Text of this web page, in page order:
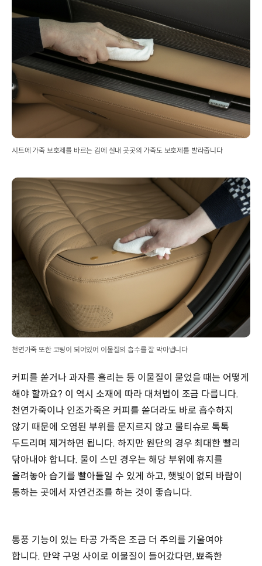
시트에 가죽 보호제를 바르는 김에 실내 곳곳의 가죽도 보호제를 발라줍니다
천연가죽 또한 코팅이 되어있어 이물질의 흡수를 잘 막아냅니다
커피를 쏟거나 과자를 흘리는 등 이물질이 묻었을 때는 어떻게
해야 할까요? 이 역시 소재에 따라 대처법이 조금 다릅니다.
천연가죽이나 인조가죽은 커피를 쏟더라도 바로 흡수하지
않기 때문에 오염된 부위를 문지르지 않고 물티슈로 톡톡
두드리며 제거하면 됩니다. 하지만 원단의 경우 최대한 빨리
닦아내야 합니다. 물이 스민 경우는 해당 부위에 휴지를
올려놓아 습기를 빨아들일 수 있게 하고, 햇빛이 없되 바람이
통하는 곳에서 자연건조를 하는 것이 좋습니다.
통풍 기능이 있는 타공 가죽은 조금 더 주의를 기울여야
합니다. 만약 구멍 사이로 이물질이 들어갔다면, 뾰족한